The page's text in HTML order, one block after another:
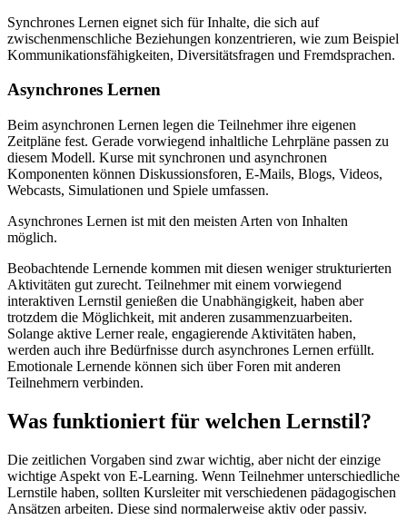
Synchrones Lernen eignet sich für Inhalte, die sich auf
zwischenmenschliche Beziehungen konzentrieren, wie zum Beispiel
Kommunikationsfähigkeiten, Diversitätsfragen und Fremdsprachen.
Asynchrones Lernen
Beim asynchronen Lernen legen die Teilnehmer ihre eigenen
Zeitpläne fest. Gerade vorwiegend inhaltliche Lehrpläne passen zu
diesem Modell. Kurse mit synchronen und asynchronen
Komponenten können Diskussionsforen, E-Mails, Blogs, Videos,
Webcasts, Simulationen und Spiele umfassen.
Asynchrones Lernen ist mit den meisten Arten von Inhalten
möglich.
Beobachtende Lernende kommen mit diesen weniger strukturierten
Aktivitäten gut zurecht. Teilnehmer mit einem vorwiegend
interaktiven Lernstil genießen die Unabhängigkeit, haben aber
trotzdem die Möglichkeit, mit anderen zusammenzuarbeiten.
Solange aktive Lerner reale, engagierende Aktivitäten haben,
werden auch ihre Bedürfnisse durch asynchrones Lernen erfüllt.
Emotionale Lernende können sich über Foren mit anderen
Teilnehmern verbinden.
Was funktioniert für welchen Lernstil?
Die zeitlichen Vorgaben sind zwar wichtig, aber nicht der einzige
wichtige Aspekt von E-Learning. Wenn Teilnehmer unterschiedliche
Lernstile haben, sollten Kursleiter mit verschiedenen pädagogischen
Ansätzen arbeiten. Diese sind normalerweise aktiv oder passiv.